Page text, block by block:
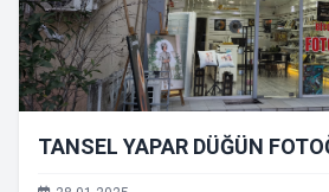
TANSEL YAPAR DÜĞÜN